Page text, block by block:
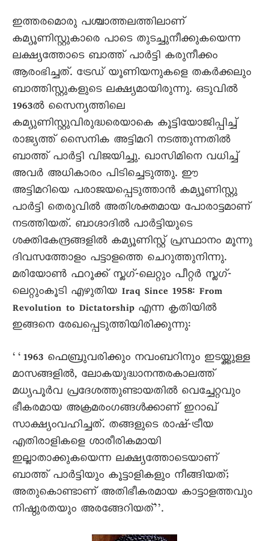
ഇത്തരമൊരു പശ്ചാത്തലത്തിലാണ്
കമ്യൂണിസ്റ്റുകാരെ പാടെ തുടച്ചുനീക്കുകയെന്ന
ലക്ഷ്യത്തോടെ ബാത്ത് പാർട്ടി കരുനീക്കം
ആരംഭിച്ചത്. ട്രേഡ് യൂണിയനുകളെ തകർക്കലും
ബാത്തിസ്റ്റുകളുടെ ലക്ഷ്യമായിരുന്നു. ഒടുവിൽ
1963ൽ സെെന്യത്തിലെ
കമ്യുണിസ്റ്റുവിരുദ്ധരെയാകെ കൂട്ടിയോജിപ്പിച്ച്
രാജ്യത്ത് സെെനിക അട്ടിമറി നടത്തുന്നതിൽ
ബാത്ത് പാർട്ടി വിജയിച്ചു. ഖാസിമിനെ വധിച്ച്
അവർ അധികാരം പിടിച്ചെടുത്തു. ഈ
അട്ടിമറിയെ പരാജയപ്പെടുത്താൻ കമ്യൂണിസ്റ്റു
പാർട്ടി തെരുവിൽ അതിശക്തമായ പോരാട്ടമാണ്
നടത്തിയത്. ബാഗ്ദാദിൽ പാർട്ടിയുടെ
ശക്തികേന്ദ്രങ്ങളിൽ കമ്യൂണിസ്റ്റ് പ്രസ്ഥാനം മൂന്നു
ദിവസത്തോളം പട്ടാളത്തെ ചെറുത്തുനിന്നു.
മരിയോൺ ഫറൂക്ക് സ്ലഗ്-ലെറ്റും പീറ്റർ സ്ലഗ്-
ലെറ്റുംകൂടി എഴുതിയ Iraq Since 1958: From
Revolution to Dictatorship എന്ന കൃതിയിൽ
ഇങ്ങനെ രേഖപ്പെടുത്തിയിരിക്കുന്നു:
‘‘1963 ഫെബ്രുവരിക്കും നവംബറിനും ഇടയ്ക്കുള്ള
മാസങ്ങളിൽ, ലോകയുദ്ധാനന്തരകാലത്ത്
മധ്യപൂർവ പ്രദേശത്തുണ്ടായതിൽ വെച്ചേറ്റവും
ഭീകരമായ അക്രമരംഗങ്ങൾക്കാണ് ഇറാഖ്
സാക്ഷ്യംവഹിച്ചത്. തങ്ങളുടെ രാഷ്-ട്രീയ
എതിരാളികളെ ശാരീരികമായി
ഇല്ലാതാക്കുകയെന്ന ലക്ഷ്യത്തോടെയാണ്
ബാത്ത് പാർട്ടിയും കൂട്ടാളികളും നീങ്ങിയത്;
അതുകൊണ്ടാണ് അതിഭീകരമായ കാട്ടാളത്തവും
നിഷ്ഠുരതയും അരങ്ങേറിയത്’’.